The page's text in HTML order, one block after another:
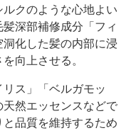
クのような心地よい
深部補修成分「フィ
洞化した髪の内部に浸
向上させる。
ス」「ベルガモッ
天然エッセンスなどで
品質を維持するため